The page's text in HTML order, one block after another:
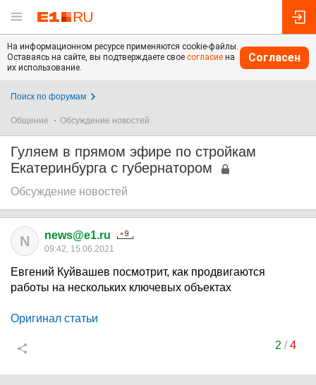
На информационном ресурсе применяются cookie-файлы.
Оставаясь на сайте, вы подтверждаете свое согласие на
их использование.
Согласен
Поиск по форумам
Общение Обсуждение новостей
Гуляем в прямом эфире по стройкам
Екатеринбурга с губернатором
Обсуждение новостей
N news@e1.ru
09:42, 15.06.2021
Евгений Куйвашев посмотрит, как продвигаются
работы на нескольких ключевых объектах
Оригинал статьи
2 /4